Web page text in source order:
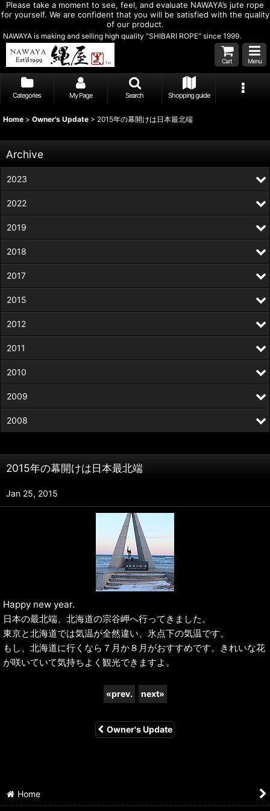
Please take a moment to see, feel, and evaluate NAWAYA’s jute rope
for yourself. We are confident that you will be satisfied with the quality
of our product.
NAWAYA is making and selling high quality "SHIBARI ROPE" since 1999.
Cart Menu
Categories My Page Search Shopping guide
Home > Owner's Update > 2015年の幕開けは日本最北端
2015年の幕開けは日本最北端
Jan 25, 2015
Happy new year.
日本の最北端、北海道の宗谷岬へ行ってきました。
東京と北海道では気温が全然違い、氷点下の気温です。
もし、北海道に行くなら７月か８月がおすすめです。きれいな花
が咲いていて気持ちよく観光できますよ。
«prev. next»
Owner's Update
Archive
2023
2022
2019
2018
2017
2015
2012
2011
2010
2009
2008
Home